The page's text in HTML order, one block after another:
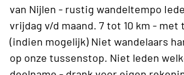
van Nijlen - rustig wandeltempo
vrijdag v/d maand. 7 tot 10 km - met
(indien mogelijk) Niet wandelaars
op onze tussenstop. Niet leden